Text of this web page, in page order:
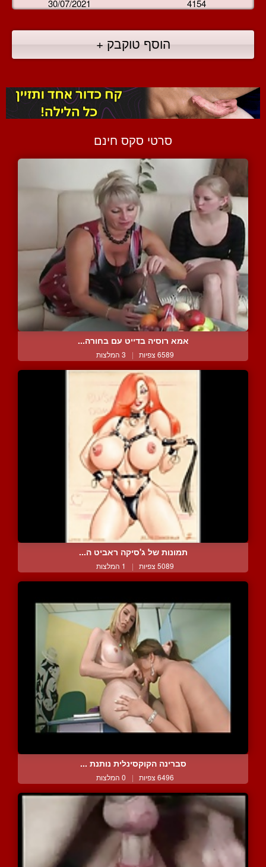
30/07/2021 4154
הוסף טוקבק +
סרטי סקס חינם
אמא רוסיה בדייט עם בחורה...
6589 צפיות | 3 המלצות
תמונות של ג'סיקה ראביט ה...
5089 צפיות | 1 המלצות
סברינה הקוקסינלית נותנת ...
6496 צפיות | 0 המלצות